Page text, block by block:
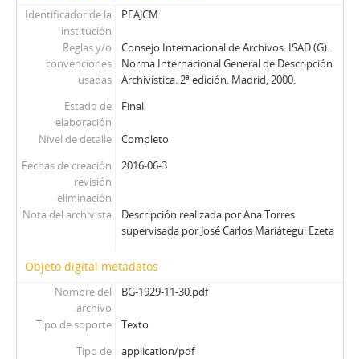
Identificador de la
institución
PEAJCM
Reglas y/o
convenciones
usadas
Consejo Internacional de Archivos. ISAD (G):
Norma Internacional General de Descripción
Archivística. 2ª edición. Madrid, 2000.
Estado de
elaboración
Final
Nivel de detalle
Completo
Fechas de creación
revisión
eliminación
2016-06-3
Nota del archivista
Descripción realizada por Ana Torres
supervisada por José Carlos Mariátegui Ezeta
Objeto digital metadatos
Nombre del
archivo
BG-1929-11-30.pdf
Tipo de soporte
Texto
Tipo de
application/pdf